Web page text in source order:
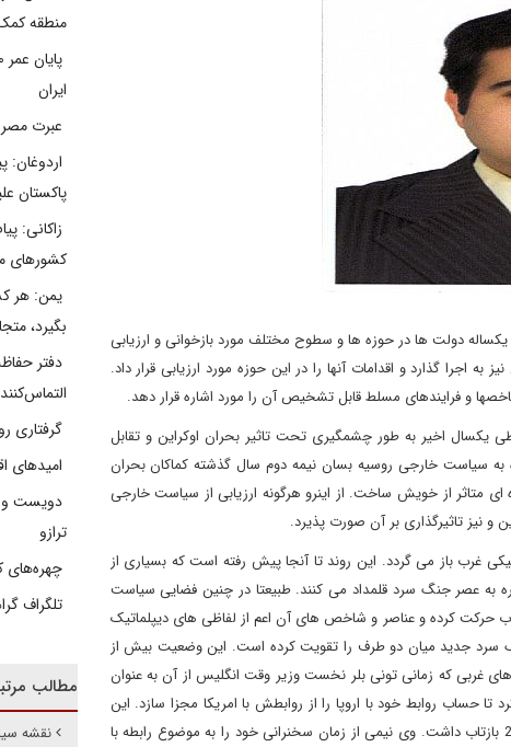
دولت ها در حوزه ها و سطوح مختلف مورد بازخوانی و ارزیابی
گذارد و اقدامات آنها را در این حوزه مورد ارزیابی قرار داد.
و فرایندهای مسلط قابل تشخیص آن را مورد اشاره قرار دهد.
طی یکسال اخیر به طور چشمگیری تحت تاثیر بحران اوکراین و تقابل
سیاست خارجی روسیه بسان نیمه دوم سال گذشته کماکان بحران
متاثر از خویش ساخت. از اینرو هرگونه ارزیابی از سیاست خارجی
و نیز تاثیرگذاری بر آن صورت پذیرد.
غرب باز می گردد. این روند تا آنجا پیش رفته است که بسیاری از
به عصر جنگ سرد قلمداد می کنند. طبیعتا در چنین فضایی سیاست
حرکت کرده و عناصر و شاخص های آن اعم از لفاظی های دیپلماتیک
سرد جدید میان دو طرف را تقویت کرده است. این وضعیت بیش از
غربی که زمانی تونی بلر نخست وزیر وقت انگلیس از آن به عنوان
حساب روابط خود با اروپا را از روابطش با امریکا مجزا سازد. این
سیاست به وضوح در سخنرانی ولادیمیر پوتین در جمع سفرای این کشور در اول جولای 2014 بازتاب داشت. وی نیمی از زمان سخنرانی خود را به موضوع رابطه با
منطقه
ایران
عبرت مصر
اردوغان:
پاکستان
زاکانی:
کشورهای
یمن: هر
بگیرد،
دفتر
گرفتاری
امیدهای
دویست و
ترازو
چهره‌های
تلگراف
مطالب
نقشه